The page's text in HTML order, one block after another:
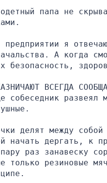
папа не
я
А когда
безопасность,
ВСЕГДА
собеседник развеял
делят между
начать дергать, к
раз занавеску
только резиновые